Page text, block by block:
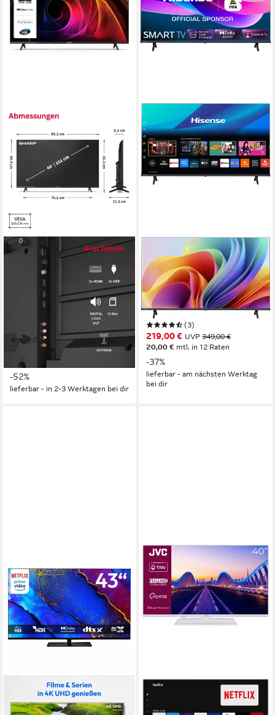
SHARP
40HA1705E LCD-LED
Fernseher
101 cm/40 Zoll Diagonale
Bildschirmtechnologie
Produktdatenblatt
(2)
189,99 € UVP
17,35 €
mtl. in 12 Raten
-52%
lieferbar - in 2-3 Werktagen bei dir
40E4DS LED-Fernseher
100 cm/40 Zoll Diagonale
LED Bildschirmtechnologie
Full HD
Auflösung
Produktdatenblatt
(3)
219,00 € UVP 349,00 €
20,00 € mtl. in 12 Raten
-37%
lieferbar - am nächsten Werktag
bei dir